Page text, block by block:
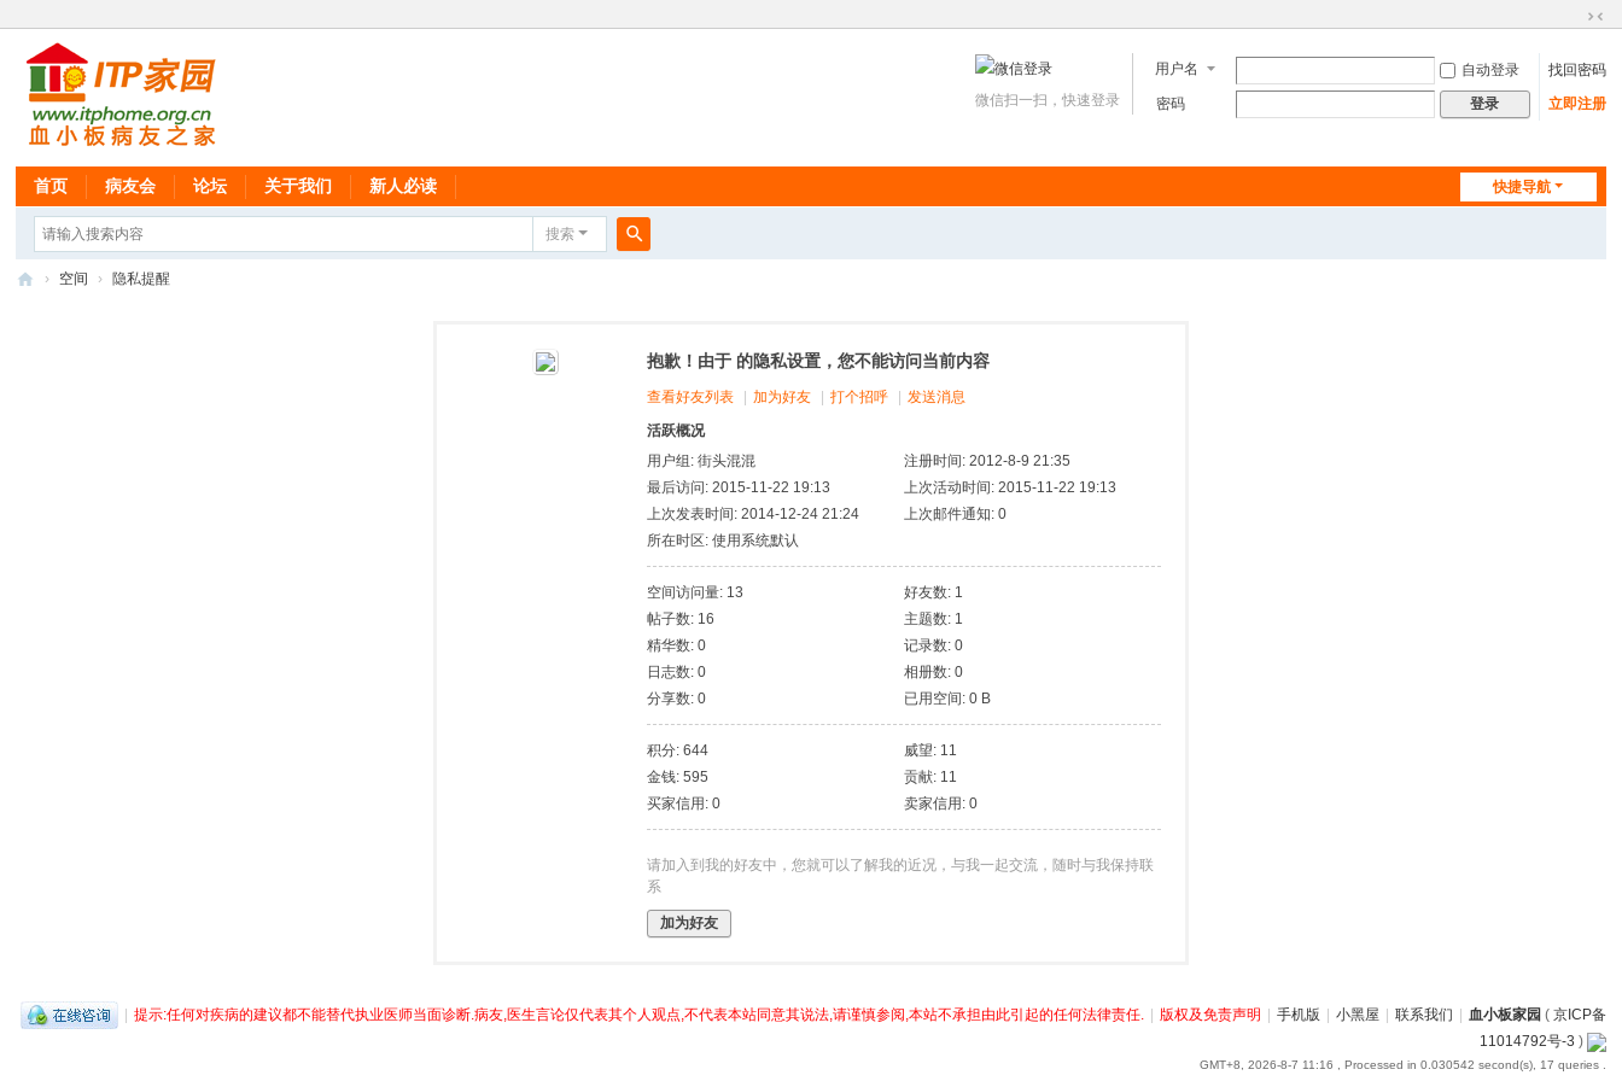
换
到
窄
用户名 自动登录
找回密码
密码
登录 立即注册
微信扫一扫，快速登录
快捷导航
首页 病友会 论坛 关于我们 新人必读
搜索
› 空间 › 隐私提醒
抱歉！由于 的隐私设置，您不能访问当前内容
查看好友列表 加为好友 打个招呼
发送消息
活跃概况
用户组: 街头混混
注册时间: 2012-8-9 21:35
最后访问: 2015-11-22 19:13
上次活动时间: 2015-11-22 19:13
上次发表时间: 2014-12-24 21:24
上次邮件通知: 0
所在时区: 使用系统默认
空间访问量: 13
好友数: 1
帖子数: 16
主题数: 1
精华数: 0
记录数: 0
日志数: 0
相册数: 0
分享数: 0
已用空间: 0 B
积分: 644
威望: 11
金钱: 595
贡献: 11
买家信用: 0
卖家信用: 0
请加入到我的好友中，您就可以了解我的近况，与我一起交流，随时与我保持联
系
加为好友
| 提示:任何对疾病的建议都不能替代执业医师当面诊断.病友,医生言论仅代表其个人观点,不代表本站同意其说法,请谨慎参阅,本站不承担由此引起的任何法律责任. | 版权及免责声明 | 手机版 | 小黑屋 | 联系我们 | 血小板家园 ( 京ICP备
11014792号-3 )
GMT+8, 2026-8-7 11:16 , Processed in 0.030542 second(s), 17 queries .